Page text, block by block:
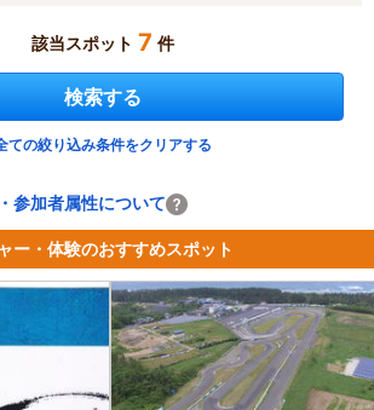
該当スポット 7 件
検索する
ての絞り込み条件をクリアする
参加者属性について
ー・体験のおすすめスポット